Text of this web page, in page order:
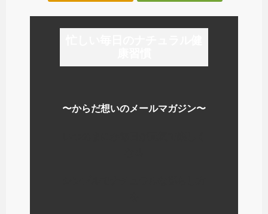
〜からだ想いのメールマガジン〜